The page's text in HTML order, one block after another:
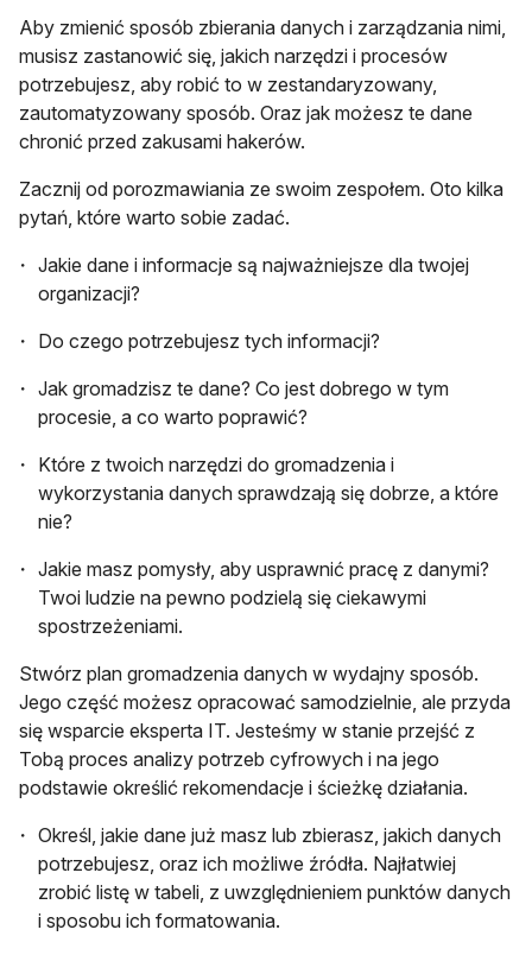
Aby zmienić sposób zbierania danych i zarządzania nimi,
musisz zastanowić się, jakich narzędzi i procesów
potrzebujesz, aby robić to w zestandaryzowany,
zautomatyzowany sposób. Oraz jak możesz te dane
chronić przed zakusami hakerów.
Zacznij od porozmawiania ze swoim zespołem. Oto kilka
pytań, które warto sobie zadać.
Jakie dane i informacje są najważniejsze dla twojej
organizacji?
Do czego potrzebujesz tych informacji?
Jak gromadzisz te dane? Co jest dobrego w tym
procesie, a co warto poprawić?
Które z twoich narzędzi do gromadzenia i
wykorzystania danych sprawdzają się dobrze, a które
nie?
Jakie masz pomysły, aby usprawnić pracę z danymi?
Twoi ludzie na pewno podzielą się ciekawymi
spostrzeżeniami.
Stwórz plan gromadzenia danych w wydajny sposób.
Jego część możesz opracować samodzielnie, ale przyda
się wsparcie eksperta IT. Jesteśmy w stanie przejść z
Tobą proces analizy potrzeb cyfrowych i na jego
podstawie określić rekomendacje i ścieżkę działania.
Określ, jakie dane już masz lub zbierasz, jakich danych
potrzebujesz, oraz ich możliwe źródła. Najłatwiej
zrobić listę w tabeli, z uwzględnieniem punktów danych
i sposobu ich formatowania.